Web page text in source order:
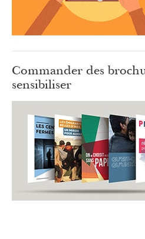
Commander des
sensibiliser